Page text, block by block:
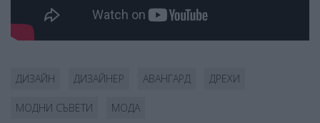
ДИЗАЙН ДИЗАЙНЕР АВАНГАРД ДРЕХИ
МОДНИ СЪВЕТИ МОДА